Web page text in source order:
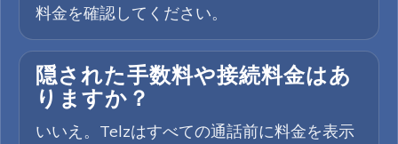
料金を確認してください。
隠された手数料や接続料金はあ
りますか？
いいえ。Telzはすべての通話前に料金を表示